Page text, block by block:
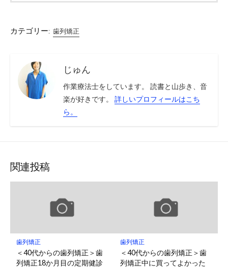
カテゴリー: 歯列矯正
じゅん
作業療法士をしています。 読書と山歩き、音
楽が好きです。 詳しいプロフィールはこち
ら。
関連投稿
歯列矯正
＜40代からの歯列矯正＞歯
列矯正18か月目の定期健診
歯列矯正
＜40代からの歯列矯正＞歯
列矯正中に買ってよかった